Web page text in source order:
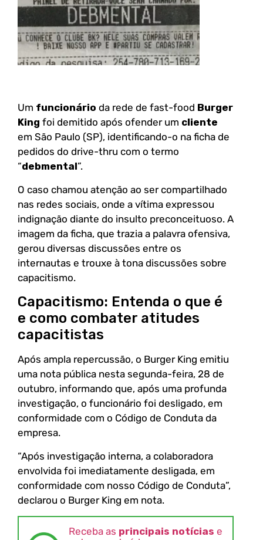
Um funcionário da rede de fast-food Burger
King foi demitido após ofender um cliente
em São Paulo (SP), identificando-o na ficha de
pedidos do drive-thru com o termo
“debmental”.
O caso chamou atenção ao ser compartilhado
nas redes sociais, onde a vítima expressou
indignação diante do insulto preconceituoso. A
imagem da ficha, que trazia a palavra ofensiva,
gerou diversas discussões entre os
internautas e trouxe à tona discussões sobre
capacitismo.
Capacitismo: Entenda o que é
e como combater atitudes
capacitistas
Após ampla repercussão, o Burger King emitiu
uma nota pública nesta segunda-feira, 28 de
outubro, informando que, após uma profunda
investigação, o funcionário foi desligado, em
conformidade com o Código de Conduta da
empresa.
“Após investigação interna, a colaboradora
envolvida foi imediatamente desligada, em
conformidade com nosso Código de Conduta”,
declarou o Burger King em nota.
Receba as principais notícias e